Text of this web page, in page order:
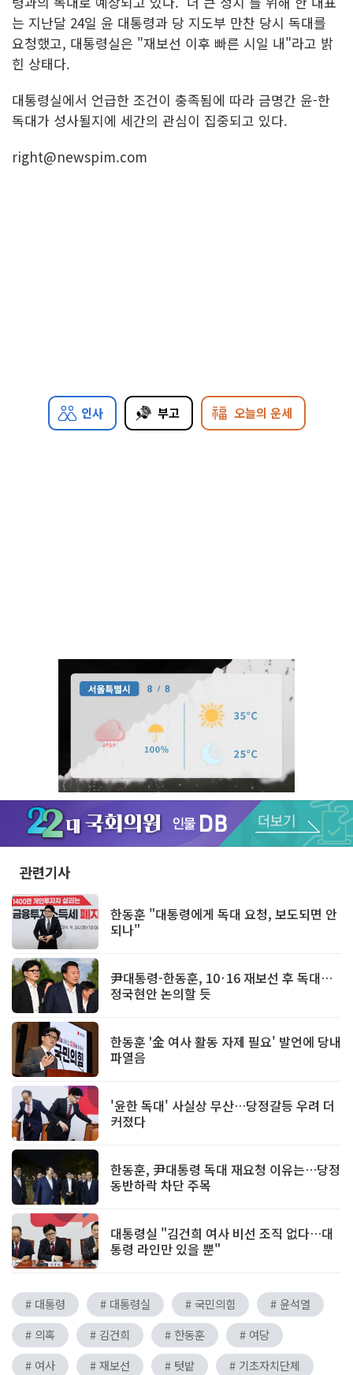
는 지난달 24일 윤 대통령과 당 지도부 만찬 당시 독대를
요청했고, 대통령실은 "재보선 이후 빠른 시일 내"라고 밝
힌 상태다.
대통령실에서 언급한 조건이 충족됨에 따라 금명간 윤-한
독대가 성사될지에 세간의 관심이 집중되고 있다.
right@newspim.com
인사 부고 오늘의 운세
Unmute
관련기사
한동훈 "대통령에게 독대 요청, 보도되면 안
되나"
尹대통령-한동훈, 10·16 재보선 후 독대…
정국현안 논의할 듯
한동훈 '金 여사 활동 자제 필요' 발언에 당내
파열음
'윤한 독대' 사실상 무산…당정갈등 우려 더
커졌다
한동훈, 尹대통령 독대 재요청 이유는…당정
동반하락 차단 주목
대통령실 "김건희 여사 비선 조직 없다…대
통령 라인만 있을 뿐"
# 대통령 # 대통령실 # 국민의힘
# 윤석열
# 의혹
# 김건희 # 한동훈
# 여당
# 여사
# 재보선 # 텃밭
# 기초자치단체